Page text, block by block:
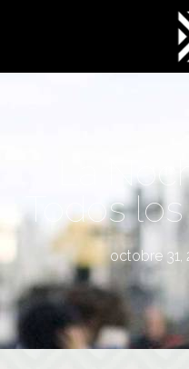
La
Todos
octobre 31,